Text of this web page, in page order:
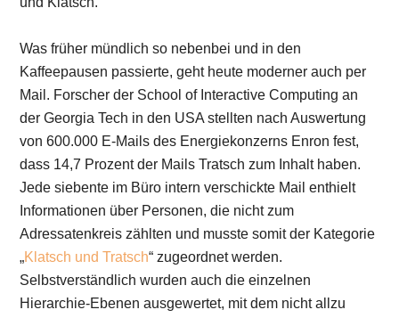
Was früher mündlich so nebenbei und in den
Kaffeepausen passierte, geht heute moderner auch per
Mail. Forscher der School of Interactive Computing an
der Georgia Tech in den USA stellten nach Auswertung
von 600.000 E-Mails des Energiekonzerns Enron fest,
dass 14,7 Prozent der Mails Tratsch zum Inhalt haben.
Jede siebente im Büro intern verschickte Mail enthielt
Informationen über Personen, die nicht zum
Adressatenkreis zählten und musste somit der Kategorie
„Klatsch und Tratsch“ zugeordnet werden.
Selbstverständlich wurden auch die einzelnen
Hierarchie-Ebenen ausgewertet, mit dem nicht allzu